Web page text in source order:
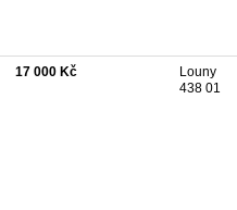
17 000 Kč
Louny
438 01